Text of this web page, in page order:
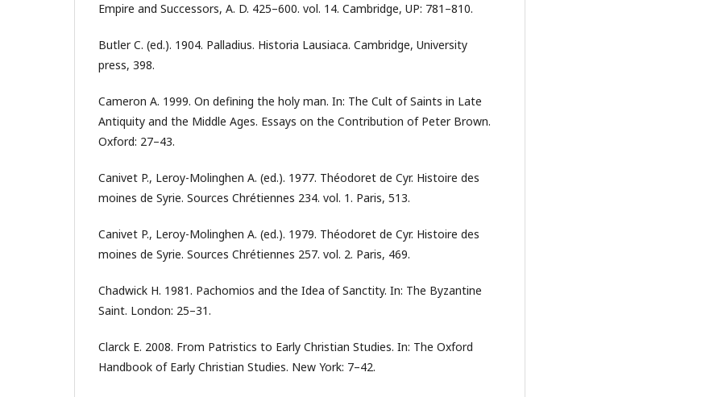
Empire and Successors, A. D. 425–600. vol. 14. Cambridge, UP: 781–810.
Butler C. (ed.). 1904. Palladius. Historia Lausiaca. Cambridge, University
press, 398.
Cameron A. 1999. On defining the holy man. In: The Cult of Saints in Late
Antiquity and the Middle Ages. Essays on the Contribution of Peter Brown.
Oxford: 27–43.
Canivet P., Leroy-Molinghen A. (ed.). 1977. Théodoret de Cyr. Histoire des
moines de Syrie. Sources Chrétiennes 234. vol. 1. Paris, 513.
Canivet P., Leroy-Molinghen A. (ed.). 1979. Théodoret de Cyr. Histoire des
moines de Syrie. Sources Chrétiennes 257. vol. 2. Paris, 469.
Chadwick H. 1981. Pachomios and the Idea of Sanctity. In: The Byzantine
Saint. London: 25–31.
Clarck E. 2008. From Patristics to Early Christian Studies. In: The Oxford
Handbook of Early Christian Studies. New York: 7–42.